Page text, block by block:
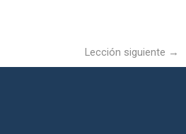
Lección siguiente →